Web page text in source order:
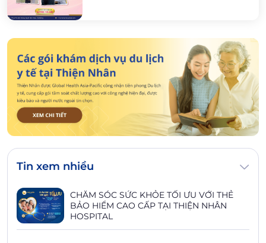
Tin xem nhiều
CHĂM SÓC SỨC KHỎE TỐI ƯU VỚI THẺ
BẢO HIỂM CAO CẤP TẠI THIỆN NHÂN
HOSPITAL